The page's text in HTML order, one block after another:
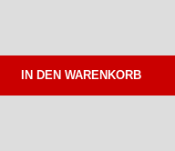
IN DEN WARENKORB